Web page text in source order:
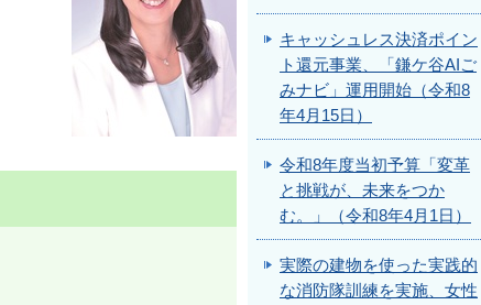
キャッシュレス決済ポイン
ト還元事業、「鎌ケ谷AIご
みナビ」運用開始（令和8
年4月15日）
令和8年度当初予算「変革
と挑戦が、未来をつか
む。」（令和8年4月1日）
実際の建物を使った実践的
な消防隊訓練を実施、女性